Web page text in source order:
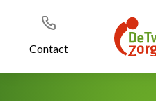
Header
Contact